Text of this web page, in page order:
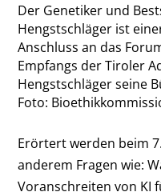
Der Genetiker und
Hengstschläger ist
Anschluss an das
Empfangs der Tiroler
Hengstschläger seine
Foto:
Erörtert werden beim
anderem Fragen wie:
Voranschreiten von KI